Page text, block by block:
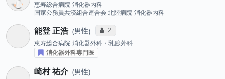
恵寿総合病院 消化器内科
国家公務員共済組合連合会 北陸病院 消化器内科
能登 正浩 男性 コミュニケーション・タイプ投票数
2
恵寿総合病院 消化器外科・乳腺外科
消化器外科専門医
崎村 祐介 男性